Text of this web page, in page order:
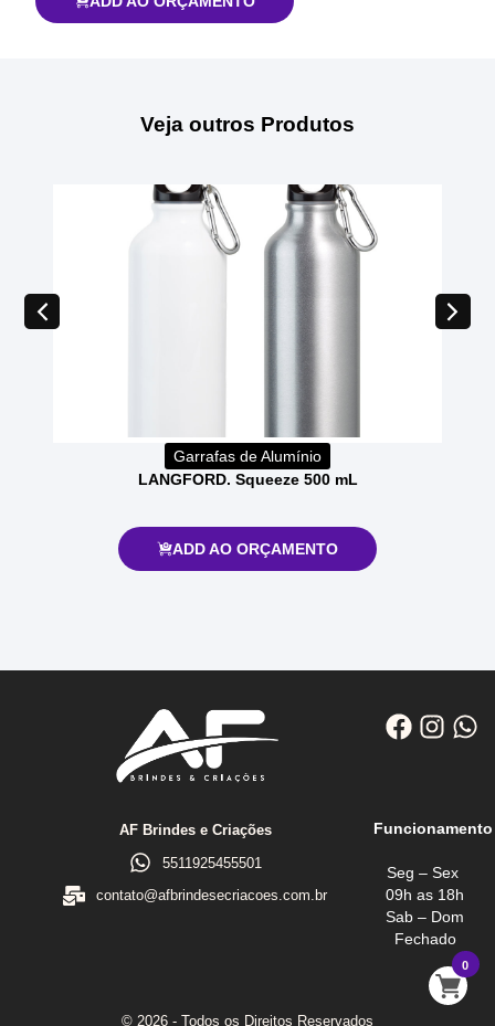
Veja outros Produtos
Garrafas de Alumínio
LANGFORD. Squeeze 500 mL
ADD AO ORÇAMENTO
AF Brindes e Criações
5511925455501
contato@afbrindesecriacoes.com.br
Funcionamento
Seg – Sex
09h as 18h
Sab – Dom
Fechado
0
© 2026 - Todos os Direitos Reservados